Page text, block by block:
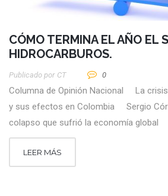
CÓMO TERMINA EL AÑO EL
HIDROCARBUROS.
Publicado por CT 0
Columna de Opinión Nacional La
y sus efectos en Colombia Sergio
colapso que sufrió la economía global
LEER MÁS